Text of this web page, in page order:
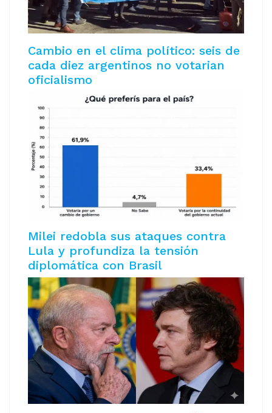
Cambio en el clima político: seis de
cada diez argentinos no votarian
oficialismo
Milei redobla sus ataques contra
Lula y profundiza la tensión
diplomática con Brasil